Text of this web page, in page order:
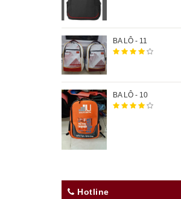
BA LÔ - 11
BA LÔ - 10
Hotline